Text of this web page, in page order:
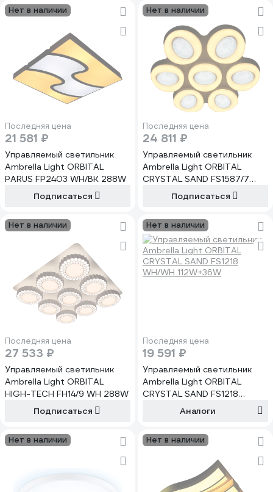
Нет в наличии
Последняя цена
21 581 ₽
Управляемый светильник
Ambrella Light ORBITAL
PARUS FP2403 WH/BK 288W
Подписаться
Нет в наличии
Последняя цена
24 811 ₽
Управляемый светильник
Ambrella Light ORBITAL
CRYSTAL SAND FS1587/7
Подписаться
Нет в наличии
Последняя цена
27 533 ₽
Управляемый светильник
Ambrella Light ORBITAL
HIGH-TECH FH14/9 WH 288W
Подписаться
Нет в наличии
Последняя цена
19 591 ₽
Управляемый светильник
Ambrella Light ORBITAL
CRYSTAL SAND FS1218
WH/WH 112W+36W
Аналоги
Нет в наличии Нет в наличии